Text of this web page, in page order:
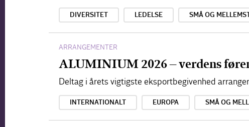
DIVERSITET LEDELSE SMÅ OG
ARRANGEMENTER
ALUMINIUM 2026 – verdens
Deltag i årets vigtigste eksportbegivenhed
INTERNATIONALT EUROPA SMÅ OG